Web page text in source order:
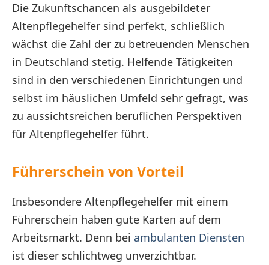
Die Zukunftschancen als ausgebildeter
Altenpflegehelfer sind perfekt, schließlich
wächst die Zahl der zu betreuenden Menschen
in Deutschland stetig. Helfende Tätigkeiten
sind in den verschiedenen Einrichtungen und
selbst im häuslichen Umfeld sehr gefragt, was
zu aussichtsreichen beruflichen Perspektiven
für Altenpflegehelfer führt.
Führerschein von Vorteil
Insbesondere Altenpflegehelfer mit einem
Führerschein haben gute Karten auf dem
Arbeitsmarkt. Denn bei ambulanten Diensten
ist dieser schlichtweg unverzichtbar.